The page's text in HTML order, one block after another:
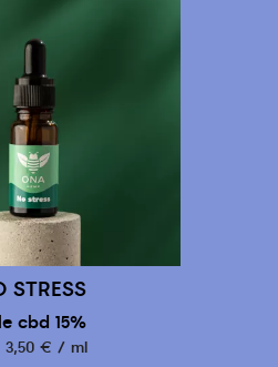
STRESS
cbd 15%
3,50 € / ml